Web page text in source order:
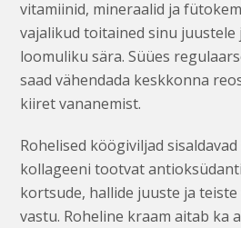
vitamiinid, mineraalid ja
vajalikud toitained sinu juustele
loomuliku sära. Süües
saad vähendada keskkonna
kiiret vananemist.
Rohelised köögiviljad
kollageeni tootvat
kortsude, hallide juuste ja
vastu. Roheline kraam aitab ka